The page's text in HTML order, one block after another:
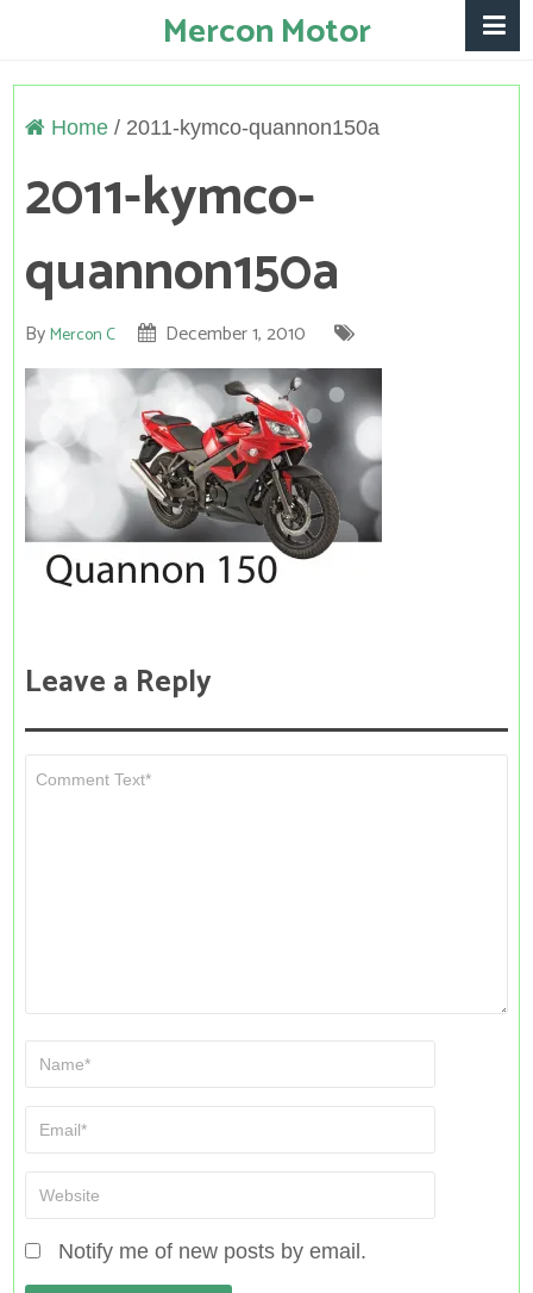
Mercon Motor
Home/ 2011-kymco-quannon150a
2011-kymco-
quannon150a
ByMercon C December 1, 2010
Leave a Reply
Notify me of new posts by email.